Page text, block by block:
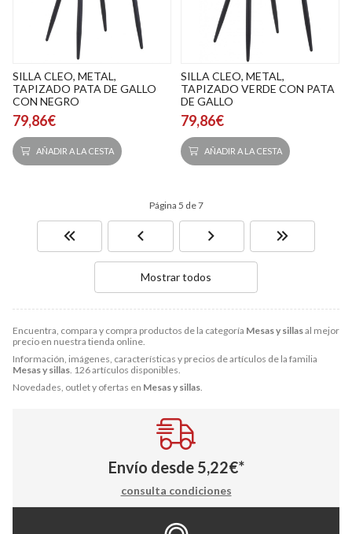
Encuentra, compara y compra productos de la categoría Mesas y sillasal mejor
precio en nuestra tienda online.
Información, imágenes, características y precios de artículos de la familia
Mesas y sillas . 126 artículos disponibles.
Novedades, outlet y ofertas en Mesas y sillas
SILLA CLEO, METAL,
TAPIZADO PATA DE GALLO
CON NEGRO
79,86€
AÑADIR A LA CESTA
SILLA CLEO, METAL,
TAPIZADO VERDE CON PATA
DE GALLO
79,86€
AÑADIR A LA CESTA
Página 5 de 7
Mostrar todos
Envío desde 5,22€*
consulta condiciones